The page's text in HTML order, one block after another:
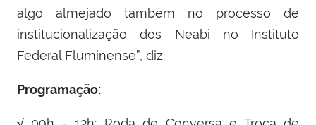
algo almejado também no processo de
institucionalização dos Neabi no Instituto
Federal Fluminense”, diz.
Programação: